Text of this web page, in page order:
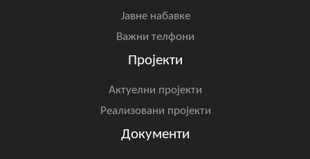
Јавне набавке
Важни телфони
Пројекти
Актуелни пројекти
Реализовани пројекти
Документи